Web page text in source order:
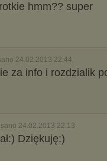
hmm?? super
24.02.2013 22:44
za info i rozdzialik
24.02.2013 22:13
Dziękuję:)